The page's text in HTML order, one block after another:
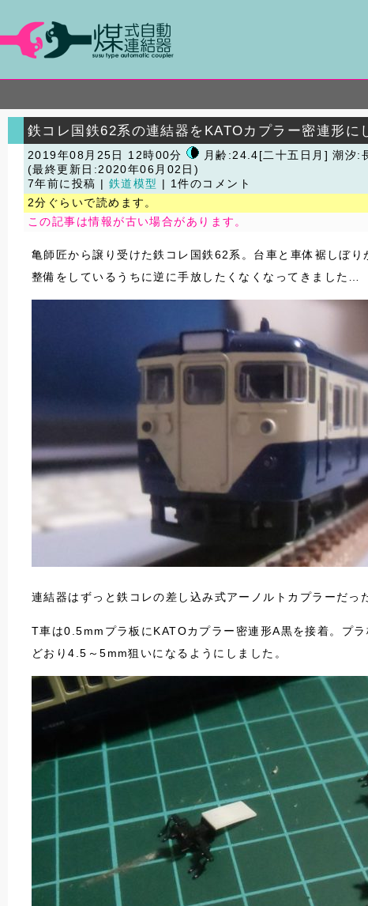
鉄コレ国鉄62系の連結器をKATOカプラー密連形に
2019年08月25日 12時00分 月齢:24.4[二十五日月] 潮汐:
(最終更新日:2020年06月02日)
7年前に投稿 | 鉄道模型
| 1件のコメント
2分ぐらいで読めます。
この記事は情報が古い場合があります。
亀師匠から譲り受けた鉄コレ国鉄62系。台車と車体裾しぼ
整備をしているうちに逆に手放したくなくなってきました…
連結器はずっと鉄コレの差し込み式アーノルトカプラーだっ
T車は0.5mmプラ板にKATOカプラー密連形A黒を接着。プ
どおり4.5～5mm狙いになるようにしました。